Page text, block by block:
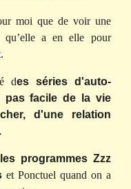
moi que de voir une
qu’elle a en elle pour
des séries d'auto-
pas facile de la vie
d'une relation
programmes Zzz
et Ponctuel quand on a